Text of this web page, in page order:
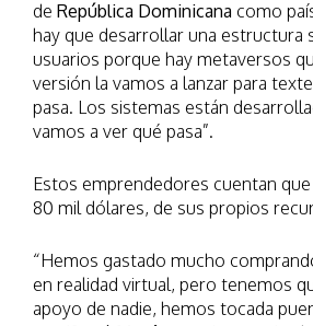
de República Dominicana como
hay que desarrollar una estructura
usuarios porque hay metaversos
versión la vamos a lanzar para
pasa. Los sistemas están
vamos a ver qué pasa”.
Estos emprendedores cuentan
80 mil dólares, de sus propios
“Hemos gastado mucho
en realidad virtual, pero tenemos
apoyo de nadie, hemos tocada